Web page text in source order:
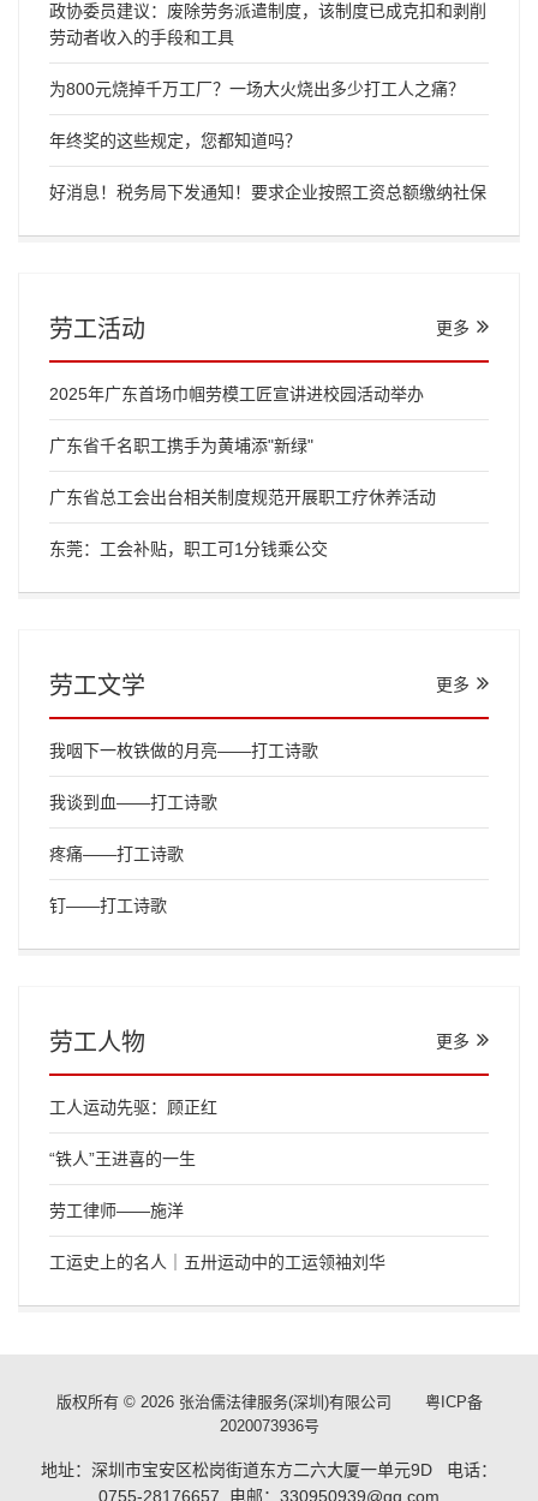
政协委员建议：废除劳务派遣制度，该制度已成克扣和剥削
劳动者收入的手段和工具
为800元烧掉千万工厂？一场大火烧出多少打工人之痛？
年终奖的这些规定，您都知道吗？
好消息！税务局下发通知！要求企业按照工资总额缴纳社保
劳工活动 更多
2025年广东首场巾帼劳模工匠宣讲进校园活动举办
广东省千名职工携手为黄埔添"新绿"
广东省总工会出台相关制度规范开展职工疗休养活动
东莞：工会补贴，职工可1分钱乘公交
劳工文学 更多
我咽下一枚铁做的月亮——打工诗歌
我谈到血——打工诗歌
疼痛——打工诗歌
钉——打工诗歌
劳工人物 更多
工人运动先驱：顾正红
“铁人”王进喜的一生
劳工律师——施洋
工运史上的名人｜五卅运动中的工运领袖刘华
版权所有 © 2026 张治儒法律服务(深圳)有限公司 粤ICP备
2020073936号
地址：深圳市宝安区松岗街道东方二六大厦一单元9D 电话：
0755-28176657 电邮：330950939@qq.com